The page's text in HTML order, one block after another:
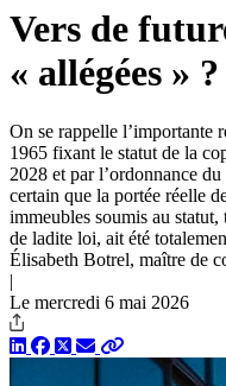
Vers de
« allégées » ?
On se rappelle l’importante
1965 fixant le statut de la
2028 et par l’ordonnance
certain que la portée réelle
immeubles soumis au
de ladite loi, ait été
Élisabeth Botrel, maître de
|
Le mercredi 6 mai 2026